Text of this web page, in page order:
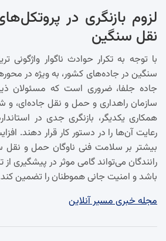
لزوم بازنگری در
نقل سنگین
با توجه به تکرار حوادث ناگوار واژگونی
سنگین در جاده‌های کشور، به ویژه در
جاده جلفا، ضروری است که مسئولان
سازمان راهداری و حمل و نقل جاده‌ای،
همکاری یکدیگر، بازنگری جدی در
رعایت آن‌ها را در دستور کار قرار دهند.
بیشتر بر سلامت فنی ناوگان حمل و
رانندگان می‌تواند گامی موثر در پیشگیری
باشد و امنیت جانی هموطنان را تضمین
مجله خبری مسیر آنلاین